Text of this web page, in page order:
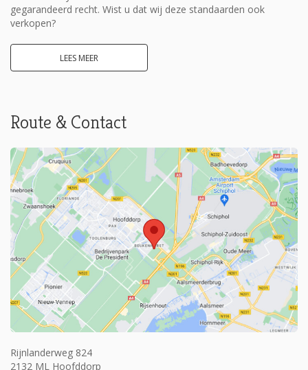
gegarandeerd recht. Wist u dat wij deze standaarden ook
verkopen?
LEES MEER
Route & Contact
Rijnlanderweg 824
2132 ML Hoofddorp